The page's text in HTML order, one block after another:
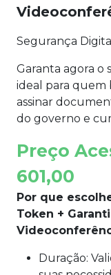
Segurança
Garanta agora o
ideal para quem
assinar
do governo e
Preço
601,00
Por que
Token +
Duração: